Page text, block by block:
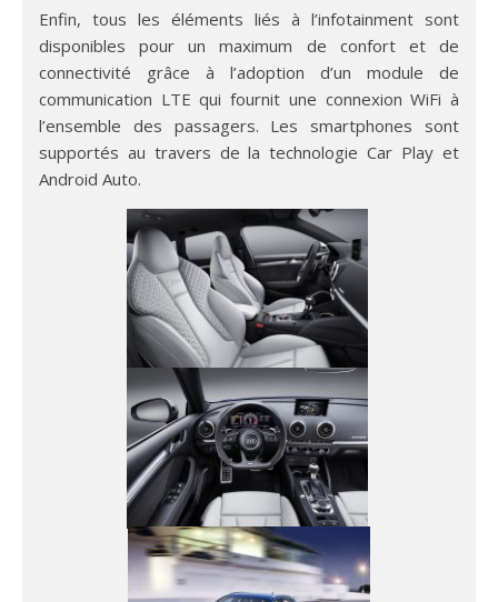
Enfin, tous les éléments liés à l’infotainment sont
disponibles pour un maximum de confort et de
connectivité grâce à l’adoption d’un module de
communication LTE qui fournit une connexion WiFi à
l’ensemble des passagers. Les smartphones sont
supportés au travers de la technologie Car Play et
Android Auto.